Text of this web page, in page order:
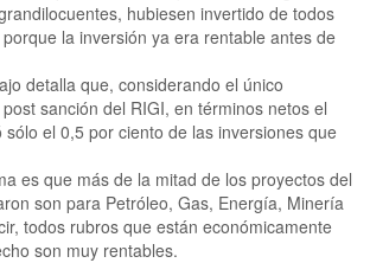
hubiesen invertido de todos
la inversión ya era rentable antes de
detalla que, considerando el único
sanción del RIGI, en términos netos el
el 0,5 por ciento de las inversiones que
es que más de la mitad de los proyectos del
son para Petróleo, Gas, Energía, Minería
todos rubros que están económicamente
son muy rentables.